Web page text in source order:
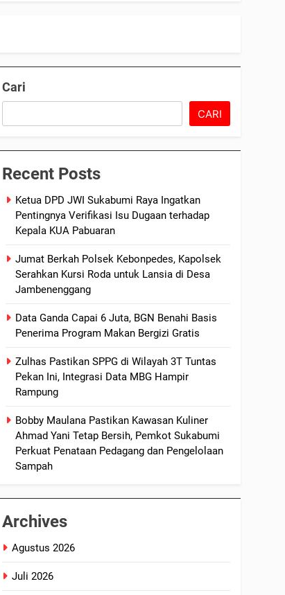
Cari
CARI
Recent Posts
Ketua DPD JWI Sukabumi Raya Ingatkan
Pentingnya Verifikasi Isu Dugaan terhadap
Kepala KUA Pabuaran
Jumat Berkah Polsek Kebonpedes, Kapolsek
Serahkan Kursi Roda untuk Lansia di Desa
Jambenenggang
Data Ganda Capai 6 Juta, BGN Benahi Basis
Penerima Program Makan Bergizi Gratis
Zulhas Pastikan SPPG di Wilayah 3T Tuntas
Pekan Ini, Integrasi Data MBG Hampir
Rampung
Bobby Maulana Pastikan Kawasan Kuliner
Ahmad Yani Tetap Bersih, Pemkot Sukabumi
Perkuat Penataan Pedagang dan Pengelolaan
Sampah
Archives
Agustus 2026
Juli 2026